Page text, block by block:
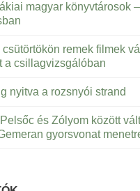
magyar könyvtárosok
csütörtökön remek filmek
a csillagvizsgálóban
nyitva a rozsnyói strand
és Zólyom között
gyorsvonat